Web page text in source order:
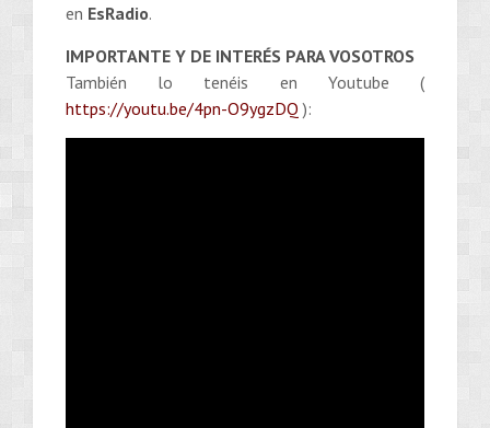
en EsRadio.
IMPORTANTE Y DE INTERÉS PARA VOSOTROS
También lo tenéis en Youtube (
https://youtu.be/4pn-O9ygzDQ ):